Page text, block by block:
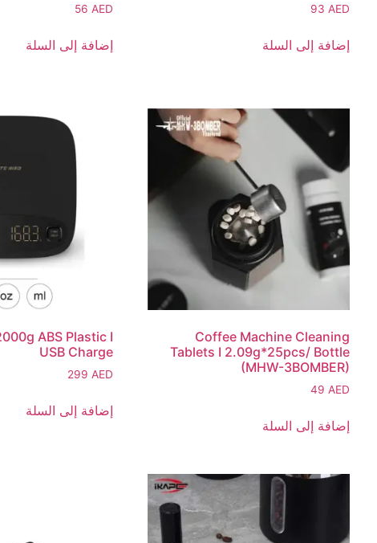
93 AED
إضافة إلى السلة
56 AED
إضافة إلى السلة
Coffee Machine Cleaning
Tablets I 2.09g*25pcs/ Bottle
(MHW-3BOMBER)
49 AED
إضافة إلى السلة
ABS Plastic I
USB Charge
299 AED
إضافة إلى السلة